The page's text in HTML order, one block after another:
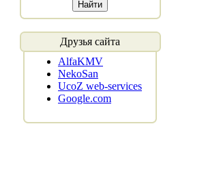
Друзья сайта
AlfaKMV
NekoSan
UcoZ web-services
Google.com